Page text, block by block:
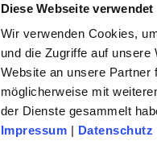
Diese Webseite
Wir verwenden Cookies,
und die Zugriffe auf
Website an unsere Partner
möglicherweise mit
der Dienste gesammelt
Impressum | Datenschutz